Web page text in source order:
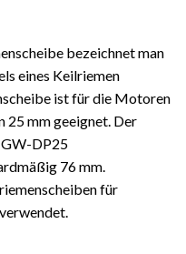
bezeichnet man
eines Keilriemen
ist für die Motoren
25 mm geeignet. Der
DP25
76 mm.
für